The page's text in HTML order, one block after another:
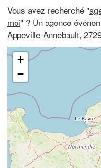
Vous avez recherché "
moi" ? Un agence
Appeville-Annebault,
+
−